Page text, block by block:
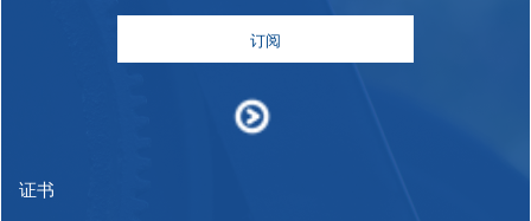
订阅
证书